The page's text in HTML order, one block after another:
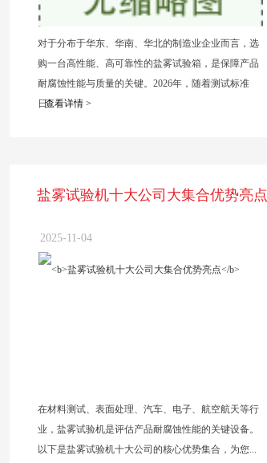
对于分布于华东、华南、华北的制造业企业而言，选
购一台高性能、高可靠性的盐雾试验箱，是保障产品
耐腐蚀性能与质量的关键。2026年，随着测试标准
日...查看详情 >
盐雾试验机十大公司大集合优势亮点
2025-11-04
在材料测试、表面处理、汽车、电子、航空航天等行
业，盐雾试验机是评估产品耐腐蚀性能的关键设备。
以下是盐雾试验机十大公司的核心优势集合，为您...